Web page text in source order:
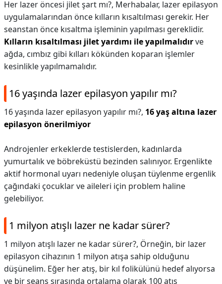
Her lazer öncesi jilet şart mı?, Merhabalar, lazer epilasyon
uygulamalarından önce kılların kısaltılması gerekir. Her
seanstan önce kısaltma işleminin yapılması gereklidir.
Kılların kısaltılması jilet yardımı ile yapılmalıdırve
ağda, cımbız gibi kılları kökünden koparan işlemler
kesinlikle yapılmamalıdır.
16 yaşında lazer epilasyon yapılır mı?
16 yaşında lazer epilasyon yapılır mı?, 16 yaş altına lazer
epilasyon önerilmiyor
Androjenler erkeklerde testislerden, kadınlarda
yumurtalık ve böbreküstü bezinden salınıyor. Ergenlikte
aktif hormonal uyarı nedeniyle oluşan tüylenme ergenlik
çağındaki çocuklar ve aileleri için problem haline
gelebiliyor.
1 milyon atışlı lazer ne kadar sürer?
1 milyon atışlı lazer ne kadar sürer?, Örneğin, bir lazer
epilasyon cihazının 1 milyon atışa sahip olduğunu
düşünelim. Eğer her atış, bir kıl folikülünü hedef alıyorsa
ve bir seans sırasında ortalama olarak 100 atış